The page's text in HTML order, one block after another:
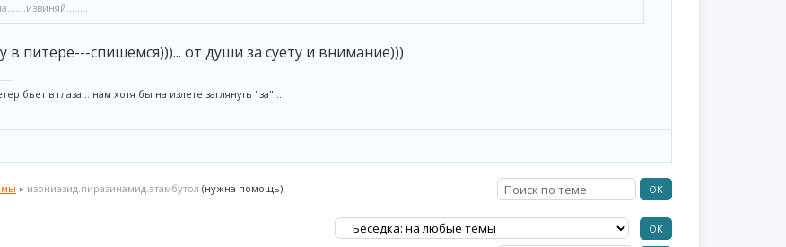
в питере---спишемся)))... от души за суету и внимание)))
бьет в глаза... нам хотя бы на излете заглянуть "за"...
» изониазид.пиразинамид.этамбутол (нужна помощь)